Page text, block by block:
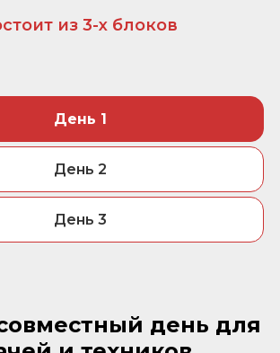
из 3-х блоков
День 1
День 2
День 3
день для